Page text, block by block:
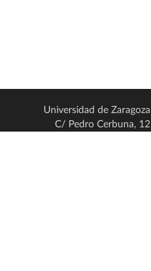
Universidad de Zaragoza
C/ Pedro Cerbuna, 12